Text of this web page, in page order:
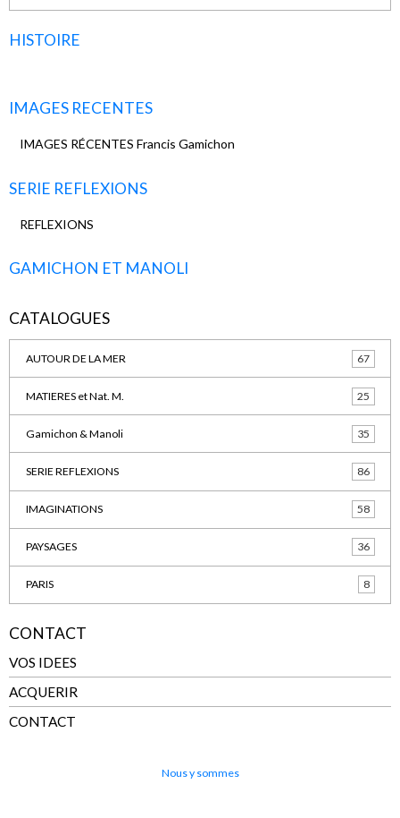
HISTOIRE
IMAGES RECENTES
IMAGES RÉCENTES Francis Gamichon
SERIE REFLEXIONS
REFLEXIONS
GAMICHON ET MANOLI
CATALOGUES
AUTOUR DE LA MER 67
MATIERES et Nat. M. 25
Gamichon & Manoli 35
SERIE REFLEXIONS 86
IMAGINATIONS 58
PAYSAGES 36
PARIS 8
CONTACT
VOS IDEES
ACQUERIR
CONTACT
Nous y sommes